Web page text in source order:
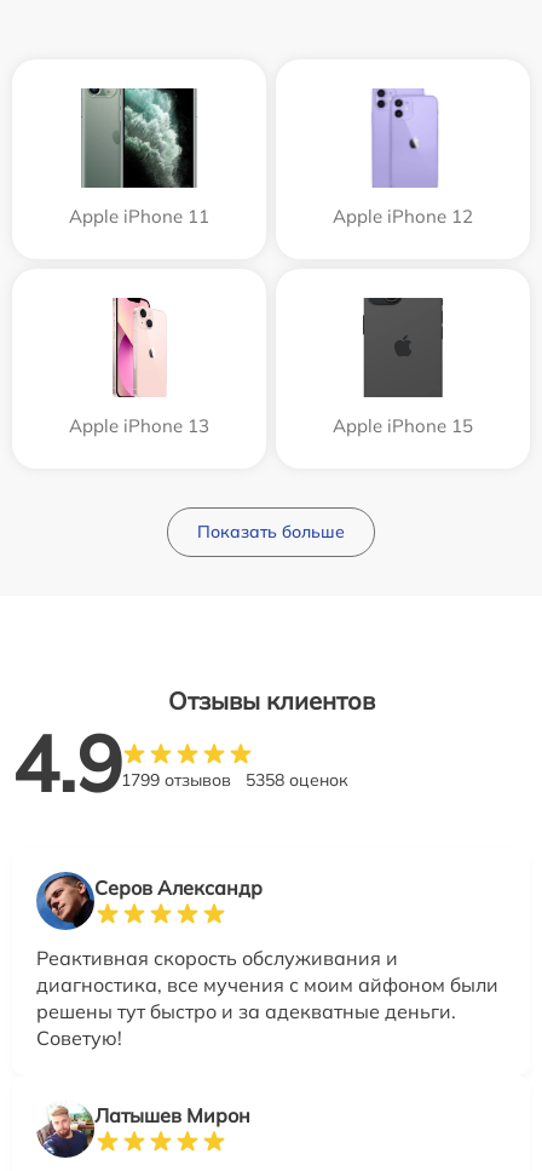
Apple iPhone 11 Apple iPhone 12
Apple iPhone 13 Apple iPhone 15
Показать больше
Отзывы клиентов
4.91799 отзывов 5358 оценок
Серов Александр
Реактивная скорость обслуживания и
диагностика, все мучения с моим айфоном были
решены тут быстро и за адекватные деньги.
Советую!
Латышев Мирон